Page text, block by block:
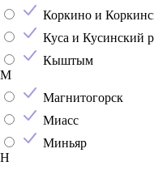
Коркино и
Куса и Кусинский
Кыштым
М
Магнитогорск
Миасс
Миньяр
Н